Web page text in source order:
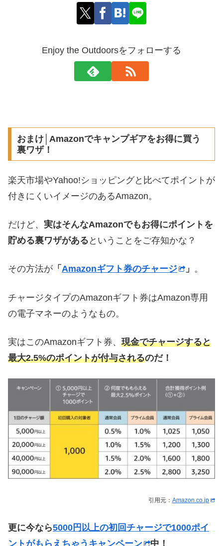
Enjoy the Outdoorsをフォローする
おまけ│Amazonでキャンプギアをお得に買う
裏ワザ！
楽天市場やYahoo!ショッピングと比べてポイントが
付きにくいイメージのあるAmazon。
だけど、 実はそんなAmazonでもお得にポイントを
貯める裏ワザがある ということをご存知かな？
その方法が 「 Amazonギフト券のチャージ 」 。
チャージタイプのAmazonギフト券はAmazon専用
の電子マネーのようなもの。
実はこのAmazonギフト券、 現金でチャージすると
最大2.5%のポイントが付与されるのだ！
引用元： Amazon.co.jp
更に今なら5000円以上の初回チャージで1000ポイ
ントがもらえちゃうキャンペーン
中！